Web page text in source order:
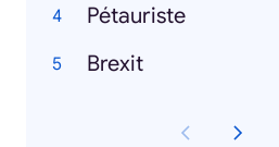
Pétauriste
Brexit